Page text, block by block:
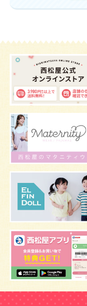
適切温度 帽子
ベビー服 小学生
改善
グッズ お七夜
肌 抱っこ ス
マタニティウェア
夜間断乳 お風呂
視力
骨盤ベルトの基礎知識
保存
骨盤ベルトの注意点
しこり おっぱい
マザーバッグ 予防
反抗期 双胎妊娠